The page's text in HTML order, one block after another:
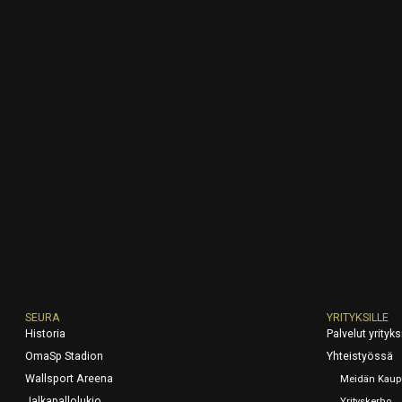
SEURA
Historia
OmaSp Stadion
Wallsport Areena
YRITYKSILLE
Palvelut
Yhteistyössä
Meidän